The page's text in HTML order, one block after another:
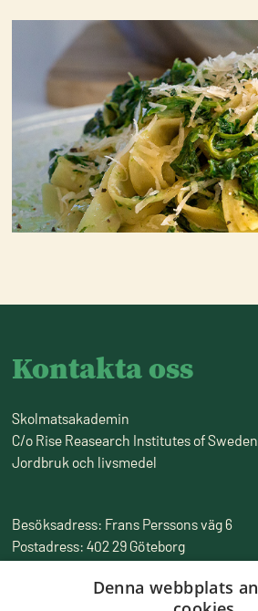
Kontakta oss
Skolmatsakademin
C/o Rise Reasearch Institutes of Sweden
Jordbruk och livsmedel
Besöksadress: Frans Perssons väg 6
Postadress: 402 29 Göteborg
010-516 50 00
Denna webbplats